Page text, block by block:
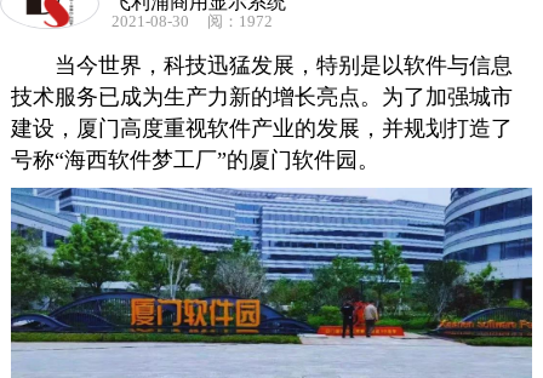
2021-08-30 阅：1972
当今世界，科技迅猛发展，特别是以软件与信息
技术服务已成为生产力新的增长亮点。为了加强城市
建设，厦门高度重视软件产业的发展，并规划打造了
号称“海西软件梦工厂”的厦门软件园。